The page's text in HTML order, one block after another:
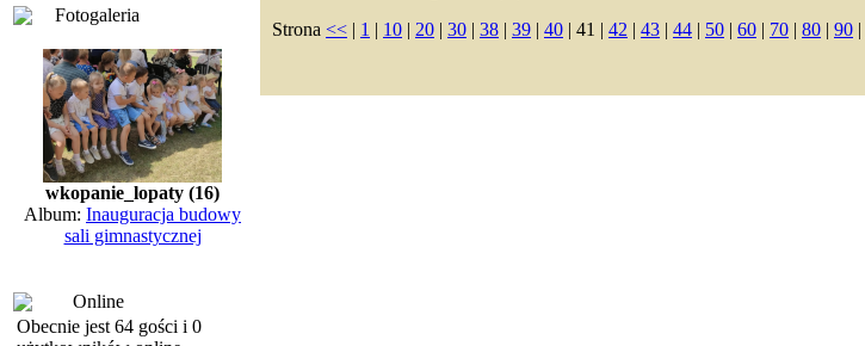
Fotogaleria
wkopanie_lopaty (16)
Album: Inauguracja budowy
sali gimnastycznej
Online
Obecnie jest 64 gości i 0
Strona << | 1 | 10 | 20 | 30 | 38 | 39 | 40 | 41 | 42 | 43 | 44 | 50 | 60 | 70 | 80 | 90 |